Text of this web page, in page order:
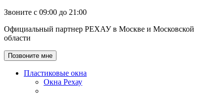
Звоните с 09:00 до 21:00
Официальный партнер РЕХАУ в Москве и Московской
области
Позвоните мне
Пластиковые окна
Окна Рехау